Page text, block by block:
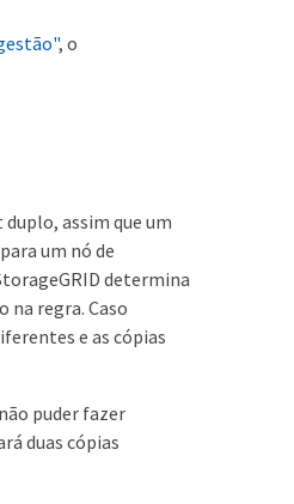
, o
assim que um
um nó de
determina
na regra. Caso
e as cópias
puder fazer
duas cópias